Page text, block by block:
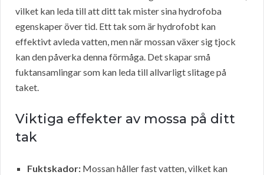
vilket kan leda till att ditt tak mister sina hydrofoba
egenskaper över tid. Ett tak som är hydrofobt kan
effektivt avleda vatten, men när mossan växer sig tjock
kan den påverka denna förmåga. Det skapar små
fuktansamlingar som kan leda till allvarligt slitage på
taket.
Viktiga effekter av mossa på ditt
tak
Fuktskador: Mossan håller fast vatten, vilket kan